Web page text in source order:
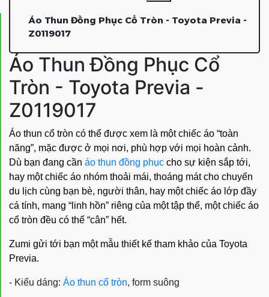
Áo Thun Đồng Phục Cổ Tròn - Toyota Previa -
Z0119017
Áo Thun Đồng Phục Cổ
Tròn - Toyota Previa -
Z0119017
Áo thun cổ tròn có thể được xem là một chiếc áo “toàn
năng”, mặc được ở mọi nơi, phù hợp với mọi hoàn cảnh.
Dù bạn đang cần áo thun đồng phục cho sự kiện sắp tới,
hay một chiếc áo nhóm thoải mái, thoáng mát cho chuyến
du lịch cùng bạn bè, người thân, hay một chiếc áo lớp đầy
cá tính, mang “linh hồn” riêng của một tập thể, một chiếc áo
cổ tròn đều có thể “cân” hết.
Zumi gửi tới bạn một mẫu thiết kế tham khảo của Toyota
Previa.
- Kiểu dáng: Áo thun cổ tròn, form suông